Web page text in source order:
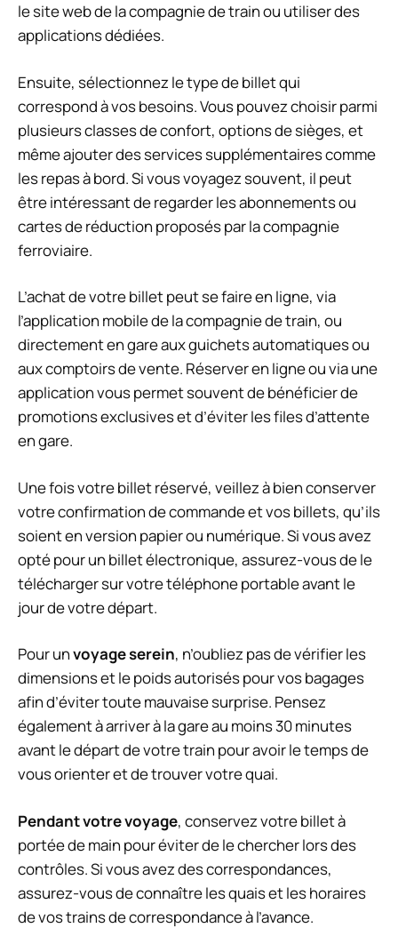
le site web de la compagnie de train ou utiliser des
applications dédiées.
Ensuite, sélectionnez le type de billet qui
correspond à vos besoins. Vous pouvez choisir parmi
plusieurs classes de confort, options de sièges, et
même ajouter des services supplémentaires comme
les repas à bord. Si vous voyagez souvent, il peut
être intéressant de regarder les abonnements ou
cartes de réduction proposés par la compagnie
ferroviaire.
L’achat de votre billet peut se faire en ligne, via
l’application mobile de la compagnie de train, ou
directement en gare aux guichets automatiques ou
aux comptoirs de vente. Réserver en ligne ou via une
application vous permet souvent de bénéficier de
promotions exclusives et d’éviter les files d’attente
en gare.
Une fois votre billet réservé, veillez à bien conserver
votre confirmation de commande et vos billets, qu’ils
soient en version papier ou numérique. Si vous avez
opté pour un billet électronique, assurez-vous de le
télécharger sur votre téléphone portable avant le
jour de votre départ.
Pour unvoyage serein, n’oubliez pas de vérifier les
dimensions et le poids autorisés pour vos bagages
afin d’éviter toute mauvaise surprise. Pensez
également à arriver à la gare au moins 30 minutes
avant le départ de votre train pour avoir le temps de
vous orienter et de trouver votre quai.
Pendant votre voyage, conservez votre billet à
portée de main pour éviter de le chercher lors des
contrôles. Si vous avez des correspondances,
assurez-vous de connaître les quais et les horaires
de vos trains de correspondance à l’avance.